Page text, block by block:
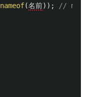
nameof(名前));
//